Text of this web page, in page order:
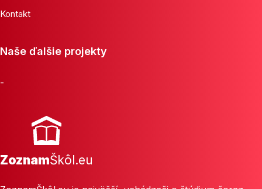
Kontakt
Naše ďalšie projekty
-
ZoznamŠkôl.eu